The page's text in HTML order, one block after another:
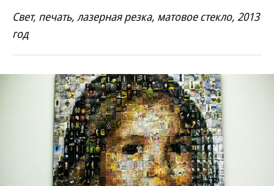
Свет, печать, лазерная резка, матовое стекло, 2013
год